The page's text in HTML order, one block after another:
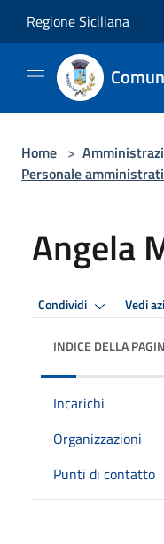
Regione Siciliana
Home >
Personale
Angela
Condividi Vedi
INDICE DELLA
Incarichi
Organizzazioni
Punti di contatto